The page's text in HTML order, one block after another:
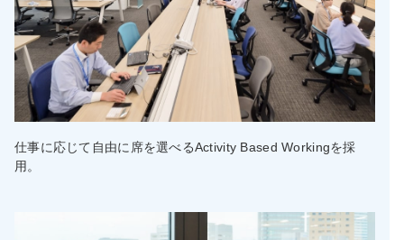
仕事に応じて自由に席を選べるActivity Based Workingを採
用。